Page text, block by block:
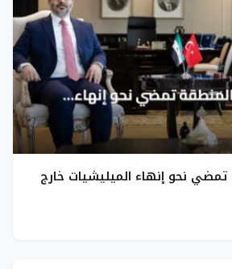
نحو إنهاء الميليشيات خارج